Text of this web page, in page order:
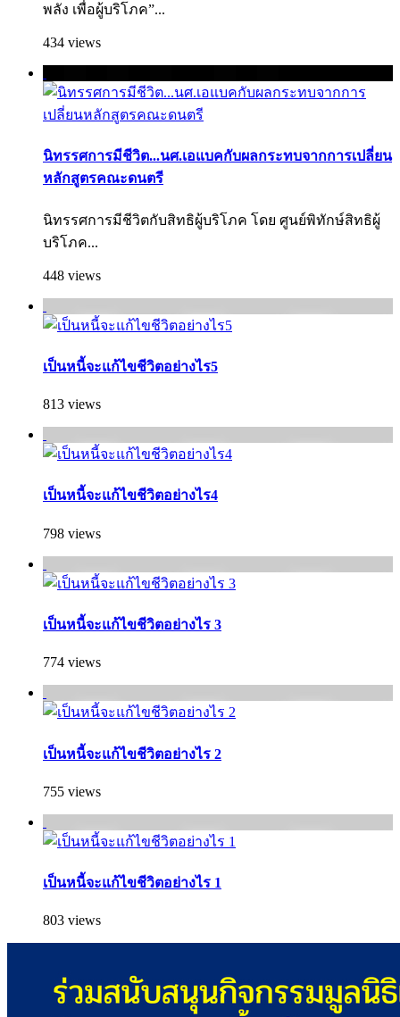
พลัง เพื่อผู้บริโภค”...
434 views
นิทรรศการมีชีวิต...นศ.เอแบคกับผลกระทบจากการเปลี่ยน
หลักสูตรคณะดนตรี
นิทรรศการมีชีวิตกับสิทธิผู้บริโภค โดย ศูนย์พิทักษ์สิทธิผู้
บริโภค...
448 views
เป็นหนี้จะแก้ไขชีวิตอย่างไร5
813 views
เป็นหนี้จะแก้ไขชีวิตอย่างไร4
798 views
เป็นหนี้จะแก้ไขชีวิตอย่างไร 3
774 views
เป็นหนี้จะแก้ไขชีวิตอย่างไร 2
755 views
เป็นหนี้จะแก้ไขชีวิตอย่างไร 1
803 views